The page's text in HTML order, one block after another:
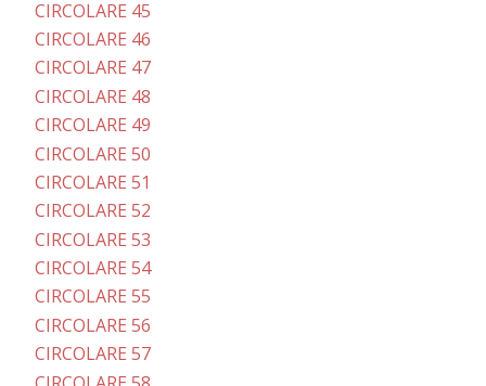
CIRCOLARE 45
CIRCOLARE 46
CIRCOLARE 47
CIRCOLARE 48
CIRCOLARE 49
CIRCOLARE 50
CIRCOLARE 51
CIRCOLARE 52
CIRCOLARE 53
CIRCOLARE 54
CIRCOLARE 55
CIRCOLARE 56
CIRCOLARE 57